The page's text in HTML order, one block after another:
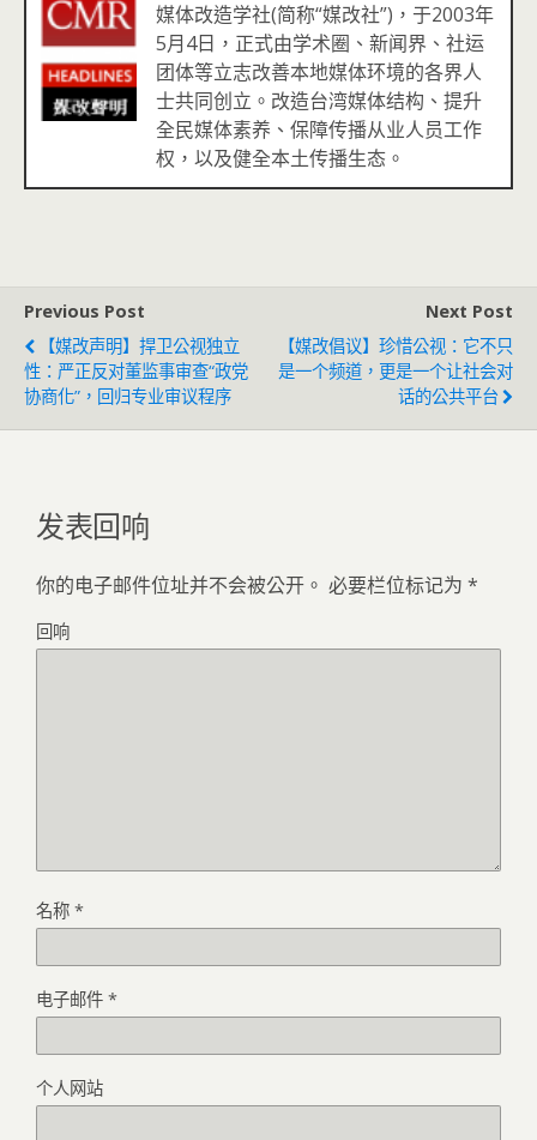
媒体改造学社(简称“媒改社”)，于2003年
5月4日，正式由学术圈、新闻界、社运
团体等立志改善本地媒体环境的各界人
士共同创立。改造台湾媒体结构、提升
全民媒体素养、保障传播从业人员工作
权，以及健全本土传播生态。
Previous Post
【媒改声明】捍卫公视独立
性：严正反对董监事审查“政党
协商化”，回归专业审议程序
Next Post
【媒改倡议】珍惜公视：它不只
是一个频道，更是一个让社会对
话的公共平台
发表回响
你的电子邮件位址并不会被公开。 必要栏位标记为 *
回响
名称 *
电子邮件 *
个人网站